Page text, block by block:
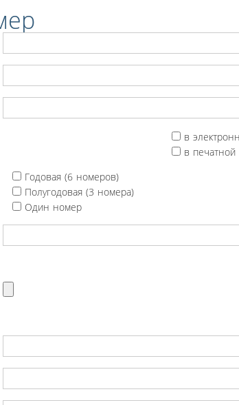
в
в
Годовая (6 номеров)
Полугодовая (3 номера)
Один номер